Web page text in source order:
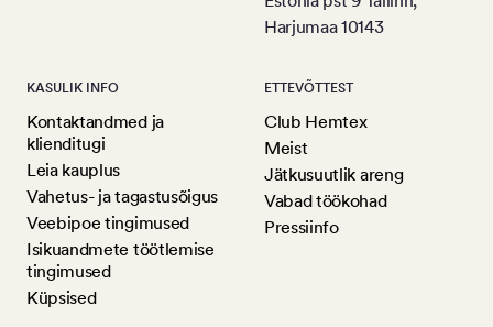
Harjumaa 10143
KASULIK INFO
Kontaktandmed ja
klienditugi
Leia kauplus
Vahetus- ja tagastusõigus
Veebipoe tingimused
Isikuandmete töötlemise
tingimused
Küpsised
ETTEVÕTTEST
Club Hemtex
Meist
Jätkusuutlik areng
Vabad töökohad
Pressiinfo